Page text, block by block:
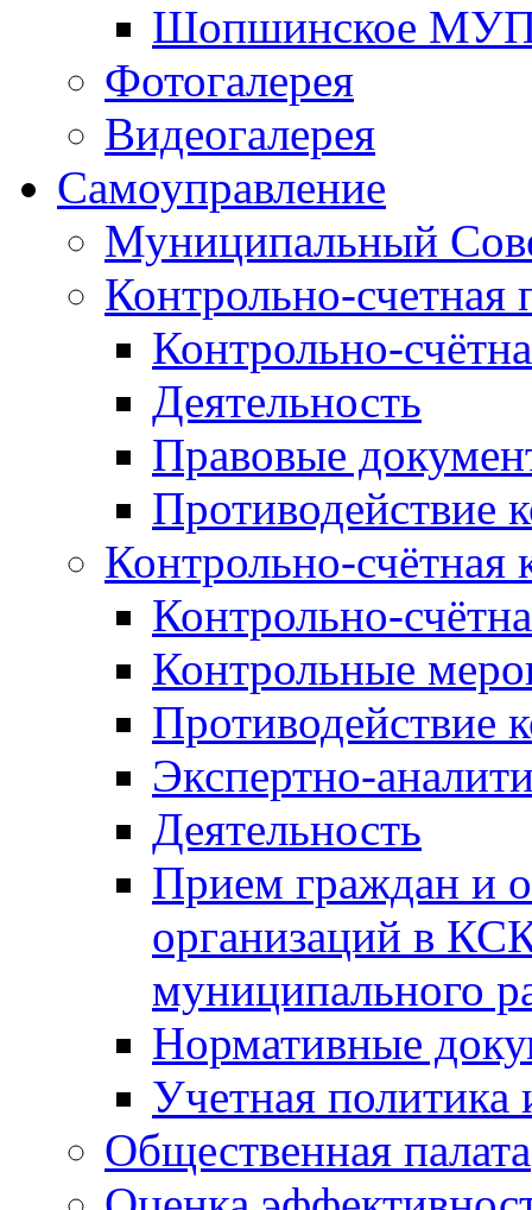
Шопшинское
Фотогалерея
Видеогалерея
Самоуправление
Муниципальный
Контрольно-счетная
Контрольно-
Деятельность
Правовые
Противодействие
Контрольно-счётная
Контрольно-
Контрольные
Противодействие
Экспертно-
Деятельность
Прием граждан и
организаций в
муниципального
Нормативные
Учетная политика
Общественная палата